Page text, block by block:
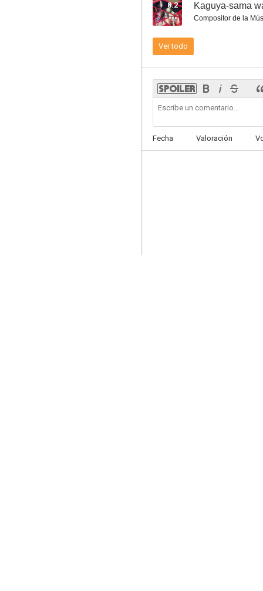
6.0
--
8.2
Compositor de la
Ver todo
Fecha Valoración